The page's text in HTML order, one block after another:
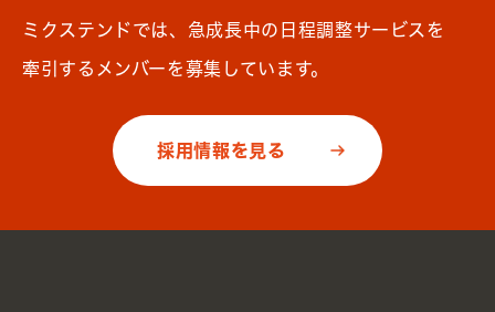
ミクステンドでは、急成長中の日程調整サービスを
牽引するメンバーを募集しています。
採用情報を見る